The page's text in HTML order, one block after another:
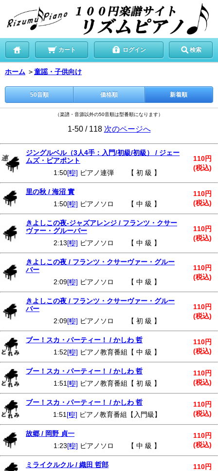
カート ログイン 検索
ホーム ＞童謡・子供向け
50音順 価格順 新着順
（楽譜・音源以外の50音順は型番順になります）
1-50 / 118 次のページへ
ジングルベル（3人4手：入門/初級/初級） / ジェー
ムズ・ピアポント
110円
(税込)
1:50[🎼] ピアノ連弾 【 初 級 】
里の秋 / 海沼 實
110円
(税込)
1:50[🎼] ピアノソロ 【 中 級 】
きよしこの夜-ジャズアレンジ / フランツ・クサー
ヴァー・グルーバー
110円
(税込)
2:13[🎼] ピアノソロ 【 中 級 】
きよしこの夜 / フランツ・クサーヴァー・グルー
バー
110円
(税込)
2:09[🎼] ピアノソロ 【 中 級 】
きよしこの夜 / フランツ・クサーヴァー・グルー
バー
110円
(税込)
2:09[🎼] ピアノソロ 【 初 級 】
ブー！スカ・パーティー！ / かしわ 哲
110円
(税込)
1:52[🎼] ピアノ教育番組【 中 級 】
ブー！スカ・パーティー！ / かしわ 哲
110円
(税込)
1:51 [🎼] ピアノ教育番組【 初 級 】
ブー！スカ・パーティー！ / かしわ 哲
110円
(税込)
1:51 [🎼] ピアノ教育番組【入門級】
故郷 / 岡野 貞一
110円
(税込)
1:23[🎼] ピアノソロ 【 中 級 】
ミライクルクル / 織田 哲郎
110円